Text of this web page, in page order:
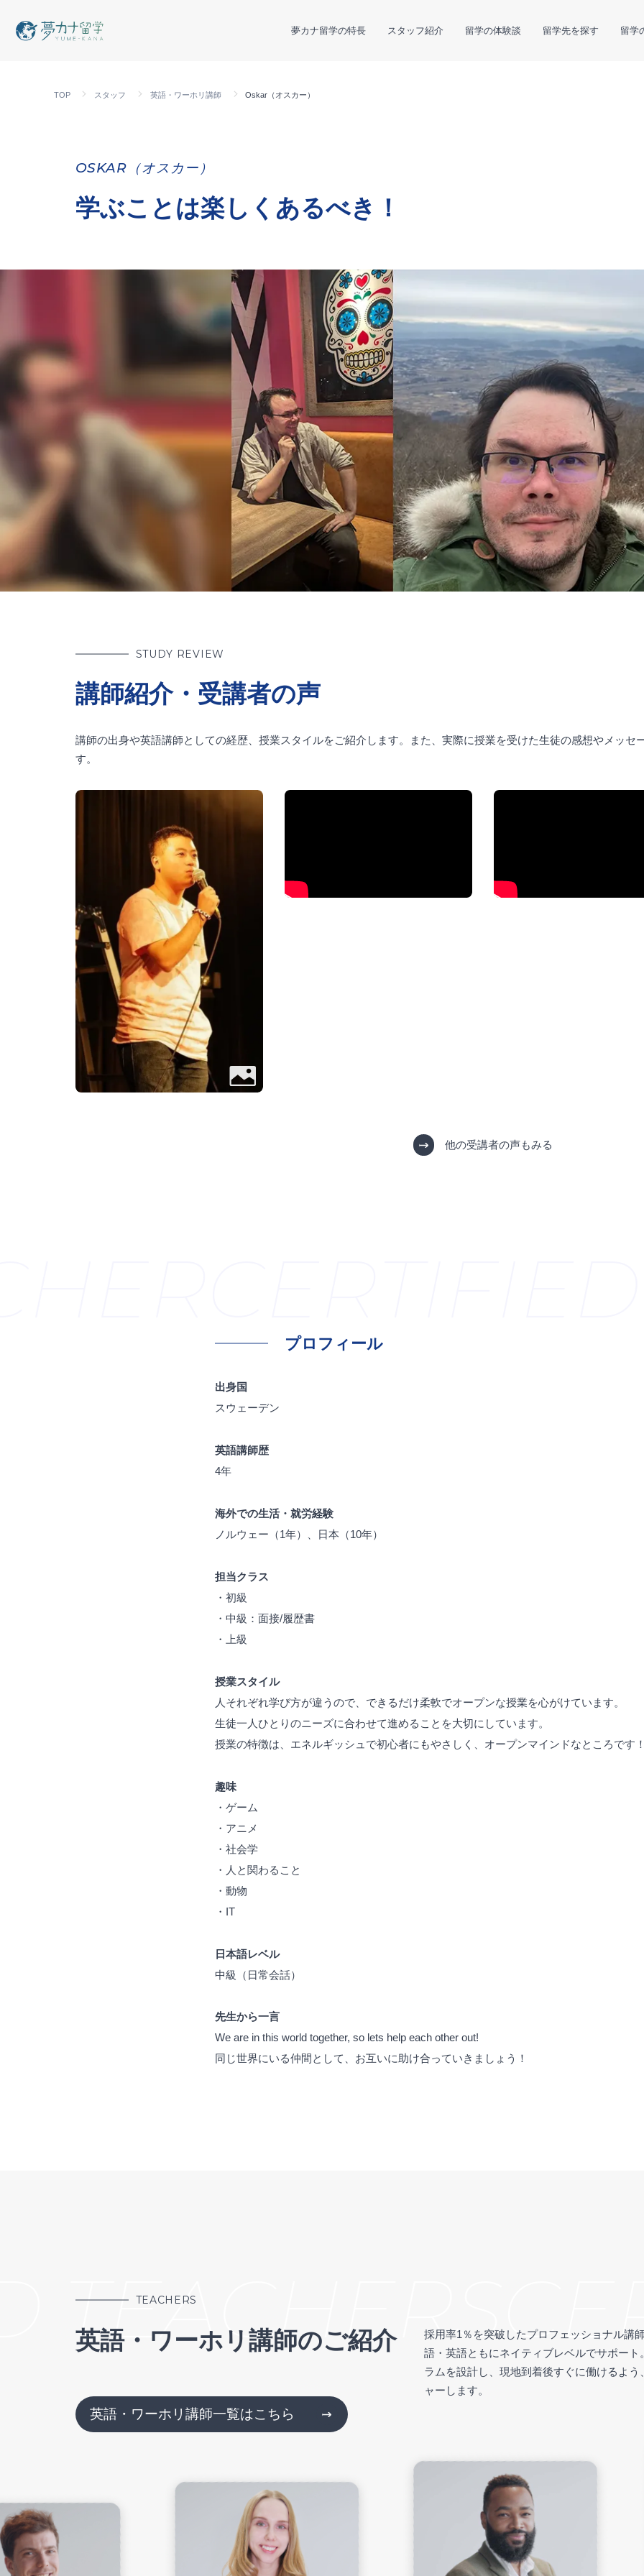
夢カナ留学の特長 スタッフ紹介 留学の体験談 留学先を探す 留学
TOP スタッフ 英語・ワーホリ講師 Oskar（オスカー）
OSKAR（オスカー）
学ぶことは楽しくあるべき！
STUDY REVIEW
講師紹介・受講者の声
講師の出身や英語講師としての経歴、授業スタイルをご紹介します。また、実際に授業を受けた生徒の感想やメッセ
す。
他の受講者の声もみる
プロフィール
出身国
スウェーデン
英語講師歴
4年
海外での生活・就労経験
ノルウェー（1年）、日本（10年）
担当クラス
・初級
・中級：面接/履歴書
・上級
授業スタイル
人それぞれ学び方が違うので、できるだけ柔軟でオープンな授業を心がけています。
生徒一人ひとりのニーズに合わせて進めることを大切にしています。
授業の特徴は、エネルギッシュで初心者にもやさしく、オープンマインドなところです！
趣味
・ゲーム
・アニメ
・社会学
・人と関わること
・動物
・IT
日本語レベル
中級（日常会話）
先生から一言
We are in this world together, so lets help each other out!
同じ世界にいる仲間として、お互いに助け合っていきましょう！
TEACHERS
英語・ワーホリ講師のご紹介
英語・ワーホリ講師一覧はこちら
採用率1％を突破したプロフェッショナル講
語・英語ともにネイティブレベルでサポー
ラムを設計し、現地到着後すぐに働けるよ
ャーします。